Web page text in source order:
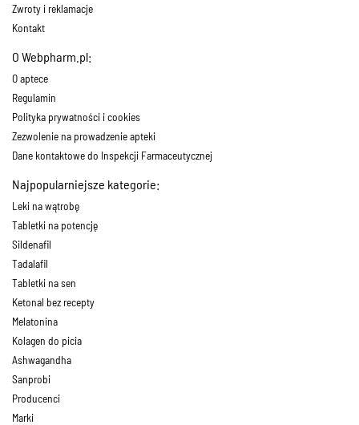
Zwroty i reklamacje
Kontakt
O Webpharm.pl:
O aptece
Regulamin
Polityka prywatności i cookies
Zezwolenie na prowadzenie apteki
Dane kontaktowe do Inspekcji Farmaceutycznej
Najpopularniejsze kategorie:
Leki na wątrobę
Tabletki na potencję
Sildenafil
Tadalafil
Tabletki na sen
Ketonal bez recepty
Melatonina
Kolagen do picia
Ashwagandha
Sanprobi
Producenci
Marki